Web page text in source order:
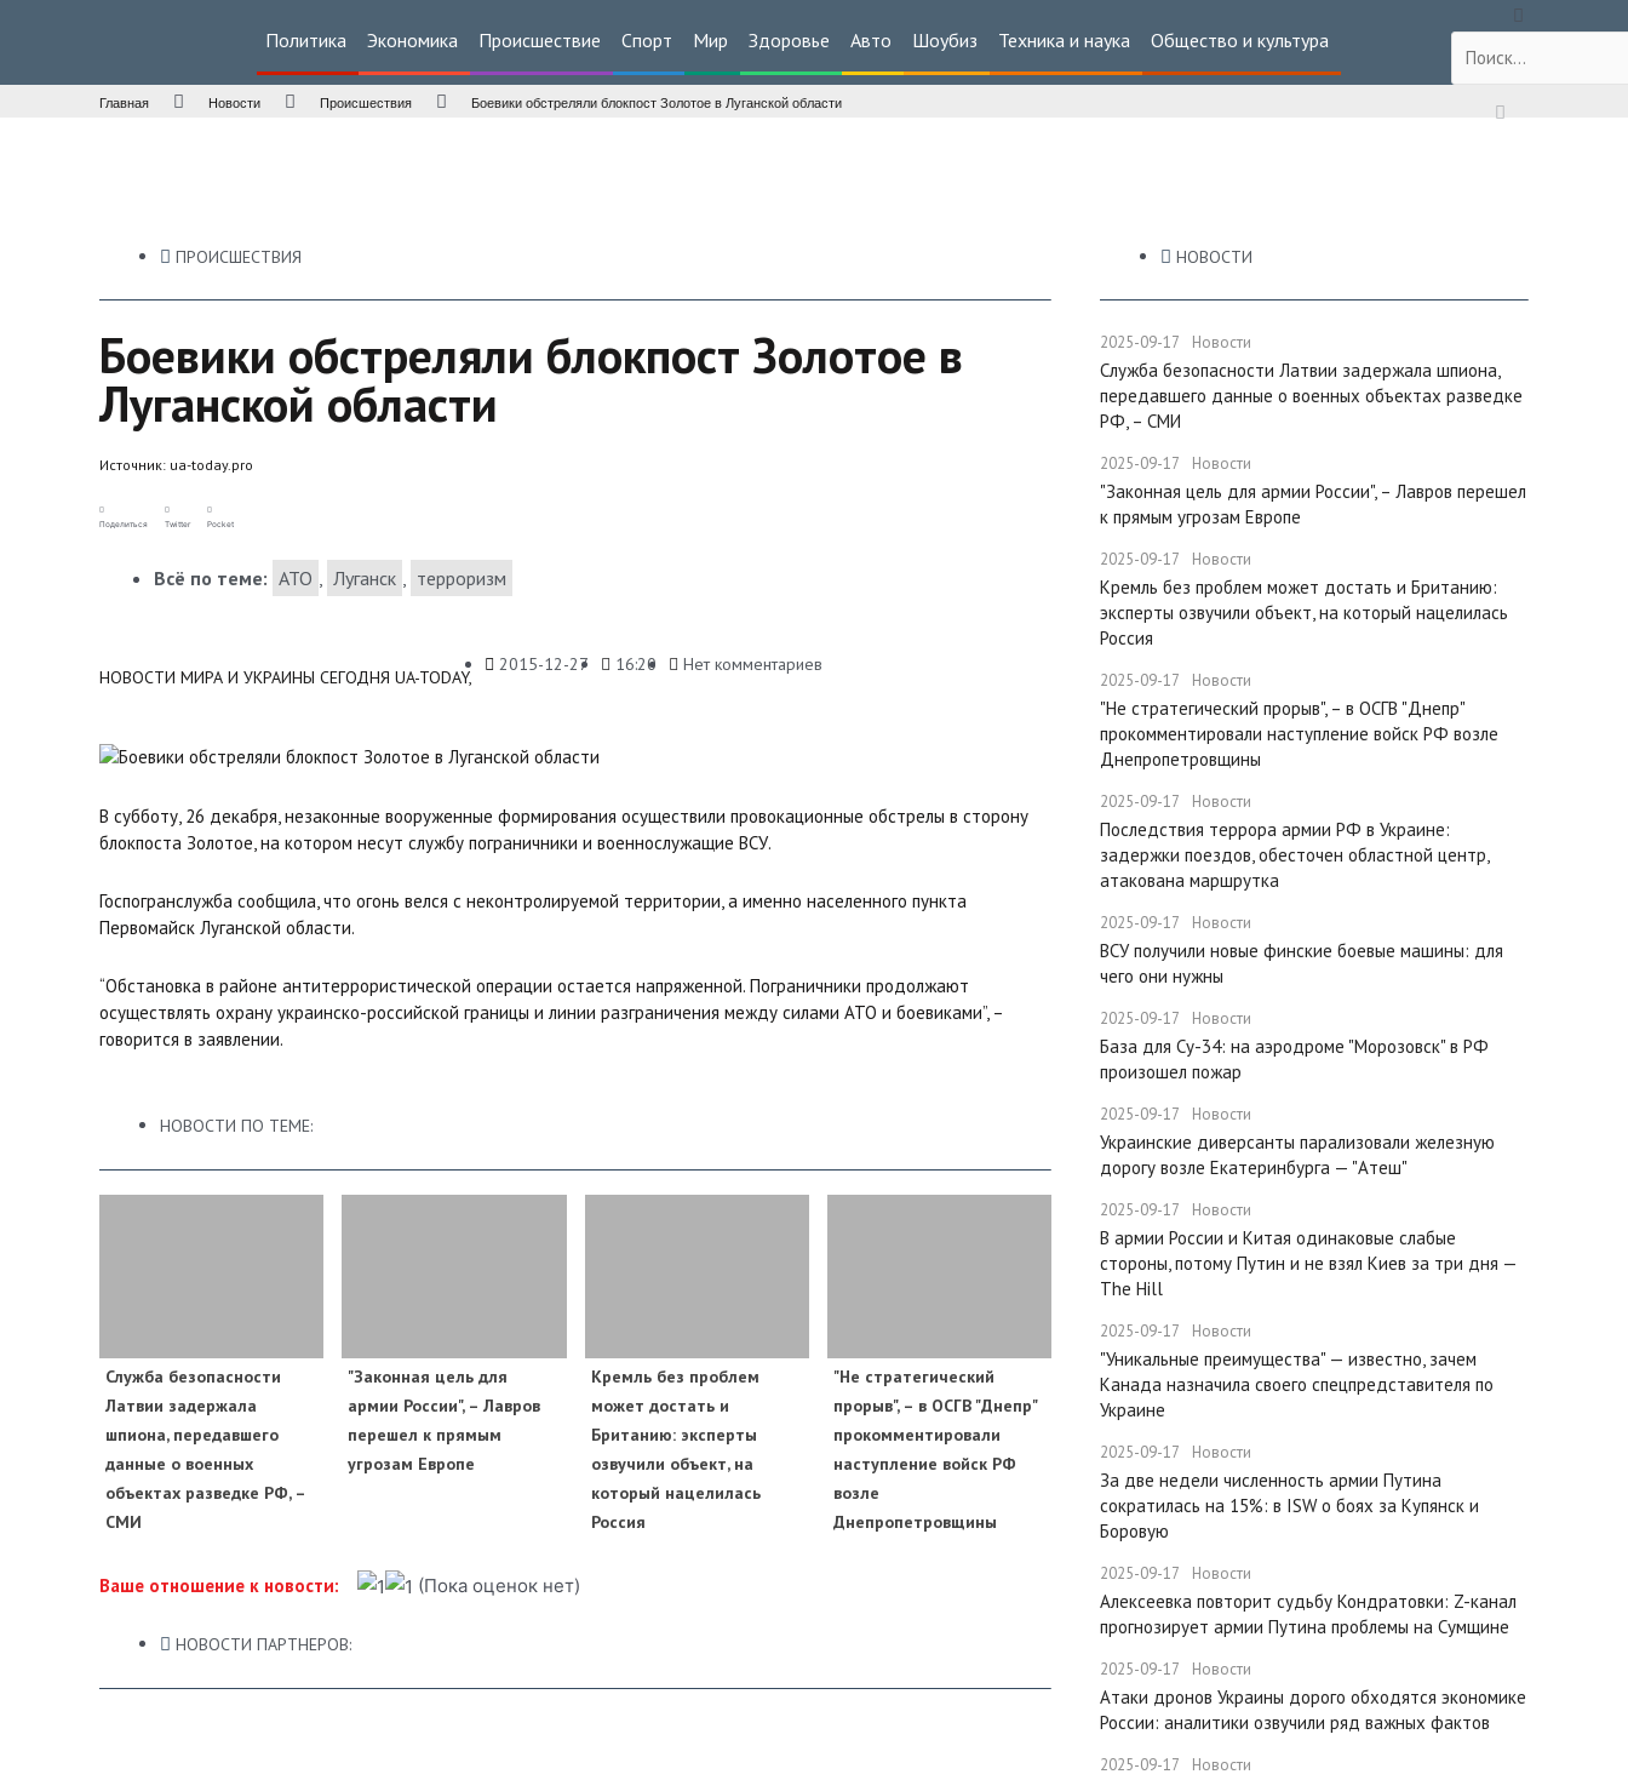
Политика Экономика Происшествие Спорт Мир Здоровье Авто Шоубиз Техника и наука Общество и культура
Главная Новости Происшествия Боевики обстреляли блокпост Золотое в Луганской области
ПРОИСШЕСТВИЯ
Боевики обстреляли блокпост Золотое в
Луганской области
Источник: ua-today.pro
Поделиться Twitter Pocket
Всё по теме: АТО , Луганск , терроризм
НОВОСТИ МИРА И УКРАИНЫ СЕГОДНЯ UA-TODAY,
2015-12-27 16:20 Нет комментариев
В субботу, 26 декабря, незаконные вооруженные формирования осуществили провокационные обстрелы в сторону
блокпоста Золотое, на котором несут службу пограничники и военнослужащие ВСУ.
Госпогранслужба сообщила, что огонь велся с неконтролируемой территории, а именно населенного пункта
Первомайск Луганской области.
“Обстановка в районе антитеррористической операции остается напряженной. Пограничники продолжают
осуществлять охрану украинско-российской границы и линии разграничения между силами АТО и боевиками”, –
говорится в заявлении.
НОВОСТИ ПО ТЕМЕ:
Служба безопасности
Латвии задержала
шпиона, передавшего
данные о военных
объектах разведке РФ, –
СМИ
"Законная цель для
армии России", – Лавров
перешел к прямым
угрозам Европе
​Кремль без проблем
может достать и
Британию: эксперты
озвучили объект, на
который нацелилась
Россия
"Не стратегический
прорыв", – в ОСГВ "Днепр"
прокомментировали
наступление войск РФ
возле
Днепропетровщины
Ваше отношение к новости: (Пока оценок нет)
НОВОСТИ ПАРТНЕРОВ:
НОВОСТИ
2025-09-17 Новости
Служба безопасности Латвии задержала шпиона,
передавшего данные о военных объектах разведке
РФ, – СМИ
2025-09-17 Новости
"Законная цель для армии России", – Лавров перешел
к прямым угрозам Европе
2025-09-17 Новости
​Кремль без проблем может достать и Британию:
эксперты озвучили объект, на который нацелилась
Россия
2025-09-17 Новости
"Не стратегический прорыв", – в ОСГВ "Днепр"
прокомментировали наступление войск РФ возле
Днепропетровщины
2025-09-17 Новости
Последствия террора армии РФ в Украине:
задержки поездов, обесточен областной центр,
атакована маршрутка
2025-09-17 Новости
ВСУ получили новые финские боевые машины: для
чего они нужны
2025-09-17 Новости
База для Су-34: на аэродроме "Морозовск" в РФ
произошел пожар
2025-09-17 Новости
Украинские диверсанты парализовали железную
дорогу возле Екатеринбурга — "Атеш"
2025-09-17 Новости
​В армии России и Китая одинаковые слабые
стороны, потому Путин и не взял Киев за три дня —
The Hill
2025-09-17 Новости
​"Уникальные преимущества" — известно, зачем
Канада назначила своего спецпредставителя по
Украине
2025-09-17 Новости
​За две недели численность армии Путина
сократилась на 15%: в ISW о боях за Купянск и
Боровую
2025-09-17 Новости
​Алексеевка повторит судьбу Кондратовки: Z-канал
прогнозирует армии Путина проблемы на Сумщине
2025-09-17 Новости
​Атаки дронов Украины дорого обходятся экономике
России: аналитики озвучили ряд важных фактов
2025-09-17 Новости